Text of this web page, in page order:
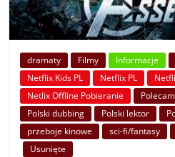
dramaty Filmy Informacje
Netflix Kids PL
Netflix PL
Netlix Offline Pobieranie
Polski dubbing
Polski lektor
przeboje kinowe
sci-fi/fantasy
Usunięte